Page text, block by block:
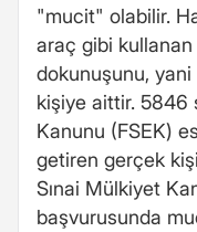
"mucit" olabilir.
araç gibi kullanan
dokunuşunu, yani
kişiye aittir. 5846
Kanunu (FSEK)
getiren gerçek
Sınai Mülkiyet
başvurusunda